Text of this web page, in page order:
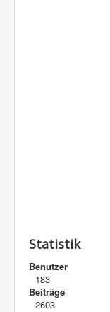
Statistik
Benutzer
183
Beiträge
2603